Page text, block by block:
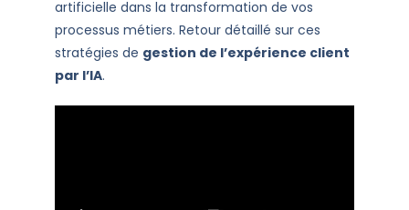
artificielle dans la transformation de vos
processus métiers. Retour détaillé sur ces
stratégies de gestion de l’expérience client
par l’IA.